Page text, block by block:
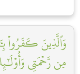
وَٱلَّذِينَ كَفَرُواْ
مِن رَّحۡمَتِي